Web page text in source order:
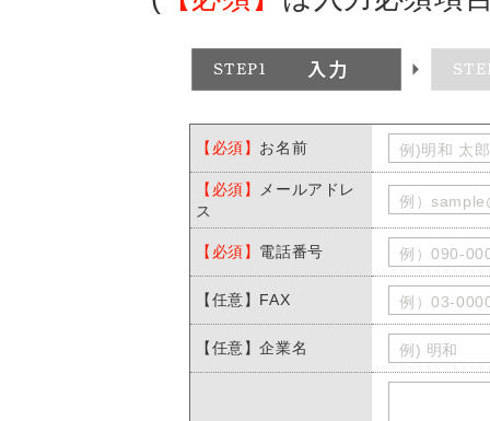
【必須】 お名前 例)明和 太郎
【必須】
メールアドレ
ス
例）
【必須】 電話番号 例）090-
【任意】FAX 例）03-
【任意】企業名 例) 明和